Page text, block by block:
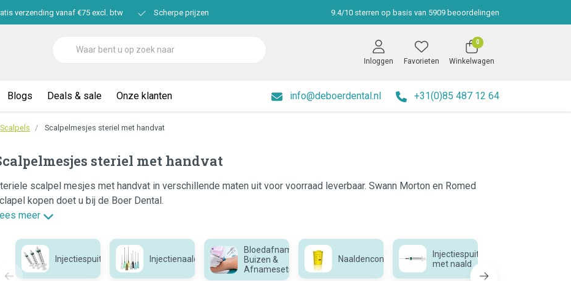
verzending vanaf €75 excl. btw Scherpe prijzen 9.4/10 sterren op basis van 5909 beoordelingen
Inloggen Favorieten
0
Winkelwagen
Blogs Deals & sale Onze klanten info@deboerdental.nl +31(0)85 487 12 64
Scalpels Scalpelmesjes steriel met handvat
steriel met handvat
scalpel mesjes met handvat in verschillende maten uit voor voorraad leverbaar. Swann Morton en Romed
kopen doet u bij de Boer Dental.
meer
Injectiespuit Injectienaalden
Bloedafname,
Buizen &
Afnamesets
Naaldencontainer
Injectiespuit
met naald